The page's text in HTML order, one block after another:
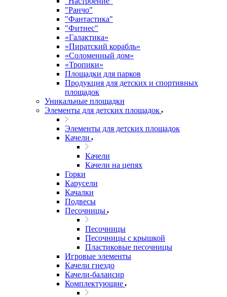
"Ранчо"
"Фантастика"
"Фитнес"
«Галактика»
«Пиратский корабль»
«Соломенный дом»
«Тропики»
Площадки для парков
Продукция для детских и спортивных
площадок
Уникальные площадки
Элементы для детских площадок
Элементы для детских площадок
Качели
Качели
Качели на цепях
Горки
Карусели
Качалки
Подвесы
Песочницы
Песочницы
Песочницы с крышкой
Пластиковые песочницы
Игровые элементы
Качели гнездо
Качели-балансир
Комплектующие